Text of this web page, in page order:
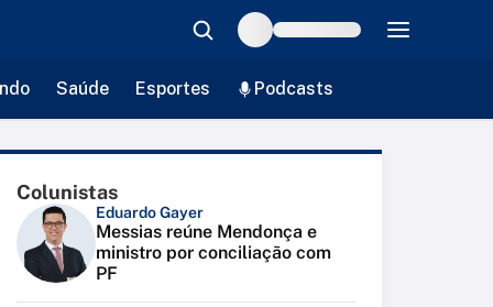
Saúde Esportes Podcasts
Colunistas
Eduardo Gayer
Messias reúne Mendonça e
ministro por conciliação com
PF